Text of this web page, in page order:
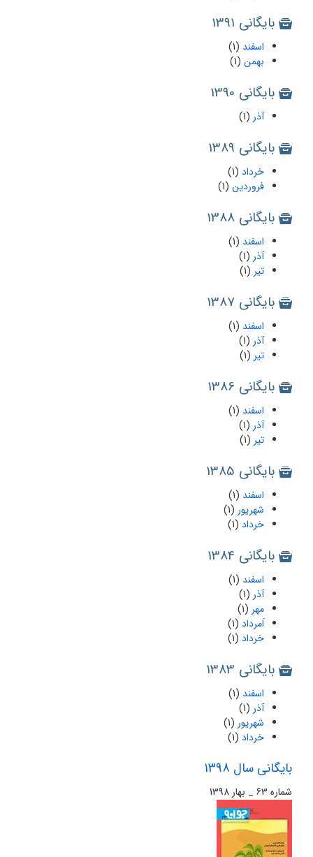
بایگانی 1391
اسفند (1)
بهمن (1)
بایگانی 1390
آذر (1)
بایگانی 1389
خرداد (1)
فروردین (1)
بایگانی 1388
اسفند (1)
آذر (1)
تیر (1)
بایگانی 1387
اسفند (1)
آذر (1)
تیر (1)
بایگانی 1386
اسفند (1)
آذر (1)
تیر (1)
بایگانی 1385
اسفند (1)
شهریور (1)
خرداد (1)
بایگانی 1384
اسفند (1)
آذر (1)
مهر (1)
اَمرداد (1)
خرداد (1)
بایگانی 1383
اسفند (1)
آذر (1)
شهریور (1)
خرداد (1)
بایگانی سال 1398
شماره 63 _ بهار 1398